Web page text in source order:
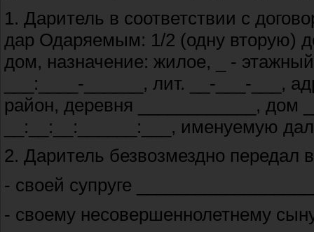
1. Даритель в соответствии с
дар Одаряемым: 1/2 (одну вторую)
дом, назначение: жилое, _ -
___:____-______, лит. __-___-___,
район, деревня ____________,
__:__:__:______:___, именуемую
2. Даритель безвозмездно
- своей супруге
- своему несовершеннолетнему